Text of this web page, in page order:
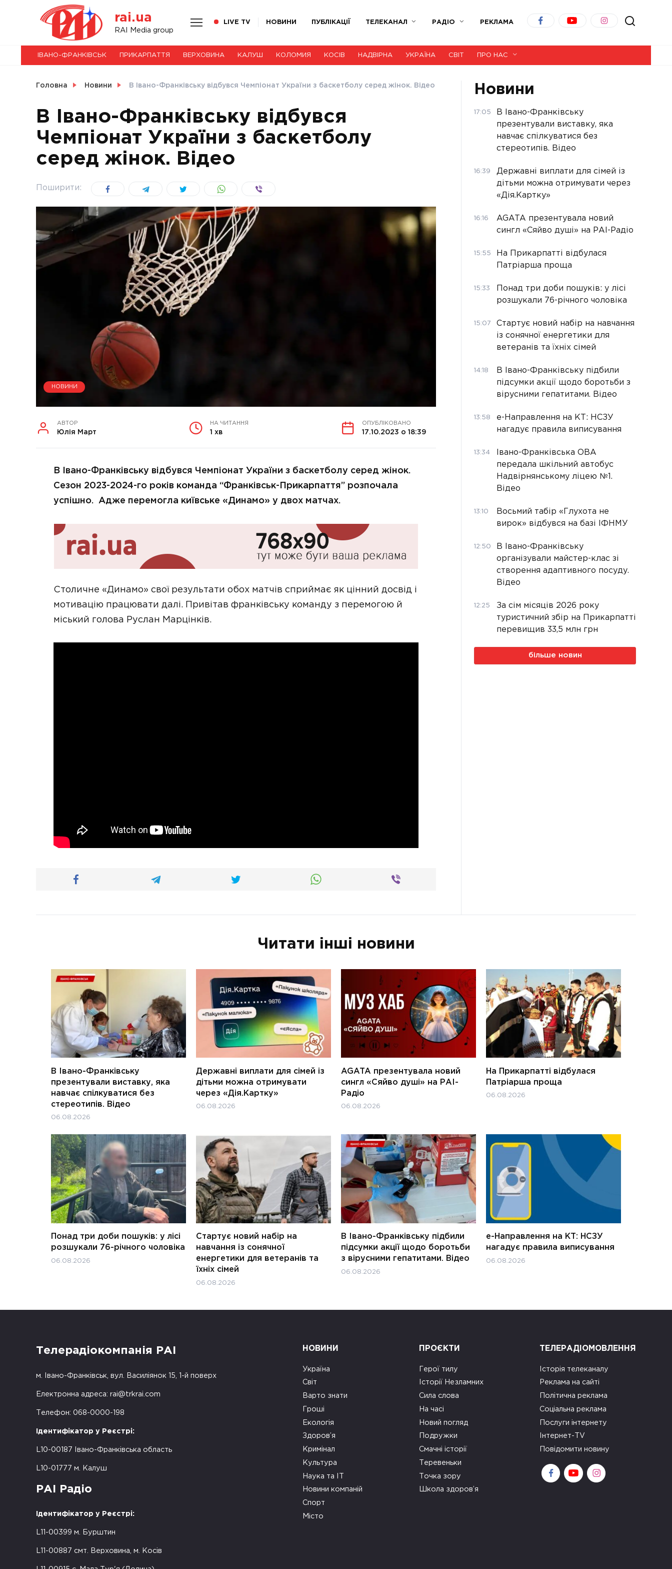
rai.ua
RAI Media group
LIVE TV НОВИНИ ПУБЛІКАЦІЇ ТЕЛЕКАНАЛ РАДІО РЕКЛАМА
НОВИНИ
СВІТ
УКРАЇНА
ІВАНО-ФРАНКІВСЬК ПРИКАРПАТТЯ ВЕРХОВИНА КАЛУШ КОЛОМИЯ КОСІВ НАДВІРНА УКРАЇНА СВІТ ПРО НАС
Головна Новини В Івано-Франківську відбувся Чемпіонат України з баскетболу серед жінок. Відео
В Івано-Франківську відбувся
Чемпіонат України з баскетболу
серед жінок. Відео
Поширити:
НОВИНИ
АВТОР
Юлія Март
НА ЧИТАННЯ
1 хв
ОПУБЛІКОВАНО
17.10.2023 о 18:39
В Івано-Франківську відбувся Чемпіонат України з баскетболу серед жінок.
Сезон 2023-2024-го років команда “Франківськ-Прикарпаття” розпочала
успішно. Адже перемогла київське «Динамо» у двох матчах.
Столичне «Динамо» свої результати обох матчів сприймає як цінний досвід і
мотивацію працювати далі. Привітав франківську команду з перемогою й
міський голова Руслан Марцінків.
Новини
17:05
В Івано-Франківську
презентували виставку, яка
навчає спілкуватися без
стереотипів. Відео
16:39
Державні виплати для сімей із
дітьми можна отримувати через
«Дія.Картку»
16:16
AGATA презентувала новий
сингл «Сяйво душі» на РАІ-Радіо
15:55
На Прикарпатті відбулася
Патріарша проща
15:33
Понад три доби пошуків: у лісі
розшукали 76-річного чоловіка
15:07
Стартує новий набір на навчання
із сонячної енергетики для
ветеранів та їхніх сімей
14:18
В Івано-Франківську підбили
підсумки акції щодо боротьби з
вірусними гепатитами. Відео
13:58
е-Направлення на КТ: НСЗУ
нагадує правила виписування
13:34
Івано-Франківська ОВА
передала шкільний автобус
Надвірнянському ліцею №1.
Відео
13:10
Восьмий табір «Глухота не
вирок» відбувся на базі ІФНМУ
12:50
В Івано-Франківську
організували майстер-клас зі
створення адаптивного посуду.
Відео
12:25
За сім місяців 2026 року
туристичний збір на Прикарпатті
перевищив 33,5 млн грн
більше новин
Читати інші новини
В Івано-Франківську
презентували виставку, яка
навчає спілкуватися без
стереотипів. Відео
06.08.2026
Державні виплати для сімей із
дітьми можна отримувати
через «Дія.Картку»
06.08.2026
AGATA презентувала новий
сингл «Сяйво душі» на РАІ-
Радіо
06.08.2026
На Прикарпатті відбулася
Патріарша проща
06.08.2026
Понад три доби пошуків: у лісі
розшукали 76-річного чоловіка
06.08.2026
Стартує новий набір на
навчання із сонячної
енергетики для ветеранів та
їхніх сімей
06.08.2026
В Івано-Франківську підбили
підсумки акції щодо боротьби
з вірусними гепатитами. Відео
06.08.2026
е-Направлення на КТ: НСЗУ
нагадує правила виписування
06.08.2026
Телерадіокомпанія РАІ
м. Івано-Франківськ, вул. Василіянок 15, 1-й поверх
Електронна адреса: rai@trkrai.com
Телефон: 068-0000-198
Ідентифікатор у Реєстрі:
L10-00187 Івано-Франківська область
L10-01777 м. Калуш
РАІ Радіо
Ідентифікатор у Реєстрі:
L11-00399 м. Бурштин
L11-00887 смт. Верховина, м. Косів
НОВИНИ
Україна
Світ
Варто знати
Гроші
Екологія
Здоров’я
Кримінал
Культура
Наука та ІТ
Новини компаній
Спорт
Місто
ПРОЄКТИ
Герої тилу
Історії Незламних
Сила слова
На часі
Новий погляд
Подружки
Смачні історії
Теревеньки
Точка зору
Школа здоров’я
ТЕЛЕРАДІОМОВЛЕННЯ
Історія телеканалу
Реклама на сайті
Політична реклама
Соціальна реклама
Послуги інтернету
Інтернет-TV
Повідомити новину